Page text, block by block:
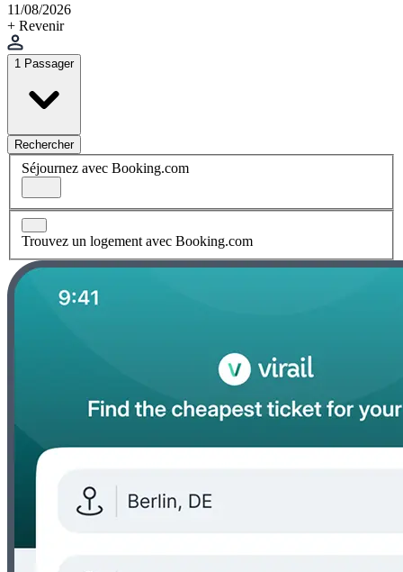
11/08/2026
+ Revenir
1 Passager
Rechercher
Séjournez avec Booking.com
Trouvez un logement avec Booking.com